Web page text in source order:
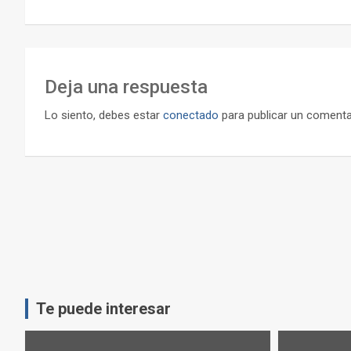
entradas
Deja una respuesta
Lo siento, debes estar conectado para publicar un
Te puede interesar